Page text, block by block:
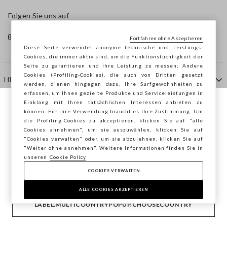
HILFE
AGENTUR
KONTAKTE
Folgen Sie uns auf
Copyright © Ovs S.p.A. MwSt.-Nr. 04240010274 - Kap.
Kap. 290.923.470 -2.4.0
Sie surfen auf der Seite von STEFANEL
Deutschland, möchten Sie Ihren Standort
speichern?
BESTÄTIGEN
LABEL.MULTICOUNTRYPOPUP.CHOOSECOUNTRY
footer.item.country Deutschland
Diese Seite verwendet anonyme technische und Leistungs-
Cookies, die immer aktiv sind, um die Funktionstüchtigkeit der
Seite zu garantieren und ihre Leistung zu messen; Andere
Cookies (Profiling-Cookies), die auch von Dritten gesetzt
werden, dienen hingegen dazu, Ihre Surfgewohnheiten zu
erfassen, um Ihnen gezielte Produkte und Serviceleistungen in
Einklang mit Ihren tatsächlichen Interessen anbieten zu
können. Für ihre Verwendung braucht es Ihre Zustimmung. Um
die Profiling-Cookies zu akzeptieren, klicken Sie auf "alle
Cookies annehmen", um sie auszuwählen, klicken Sie auf
"Cookies verwalten" oder, um sie abzulehnen, klicken Sie auf
"Weiter ohne annehmen". Weitere Informationen finden Sie in
unseren
Cookie Policy
COOKIES VERWALTEN
ALLE COOKIES AKZEPTIEREN
Fortfahren ohne Akzeptieren